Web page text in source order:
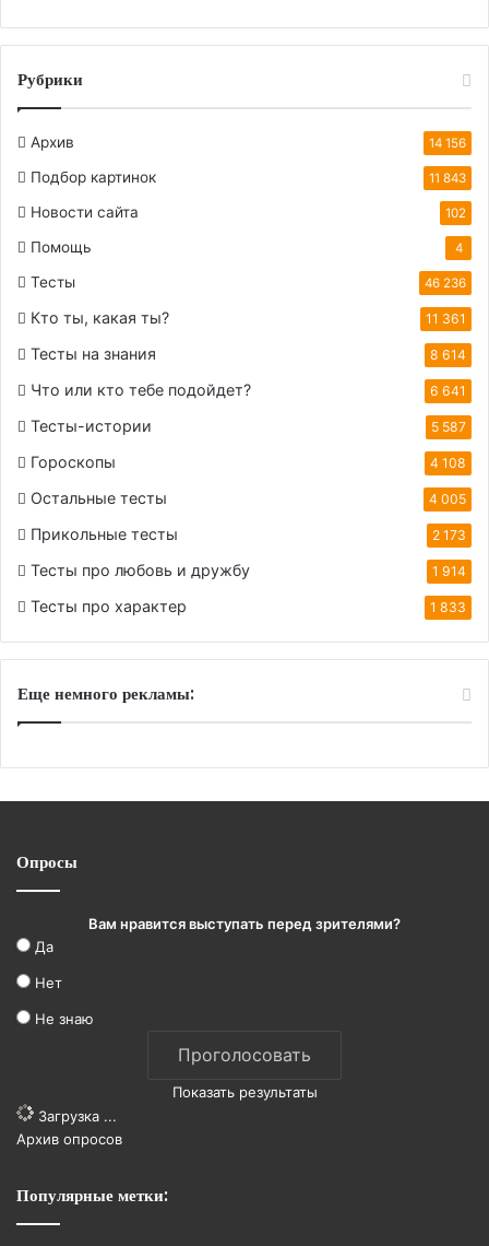
Рубрики
Архив 14 156
Подбор картинок 11 843
Новости сайта 102
Помощь 4
Тесты 46 236
Кто ты, какая ты? 11 361
Тесты на знания 8 614
Что или кто тебе подойдет? 6 641
Тесты-истории 5 587
Гороскопы 4 108
Остальные тесты 4 005
Прикольные тесты 2 173
Тесты про любовь и дружбу 1 914
Тесты про характер 1 833
Еще немного рекламы:
Опросы
Вам нравится выступать перед зрителями?
Да
Нет
Не знаю
Показать результаты
Загрузка ...
Архив опросов
Популярные метки: